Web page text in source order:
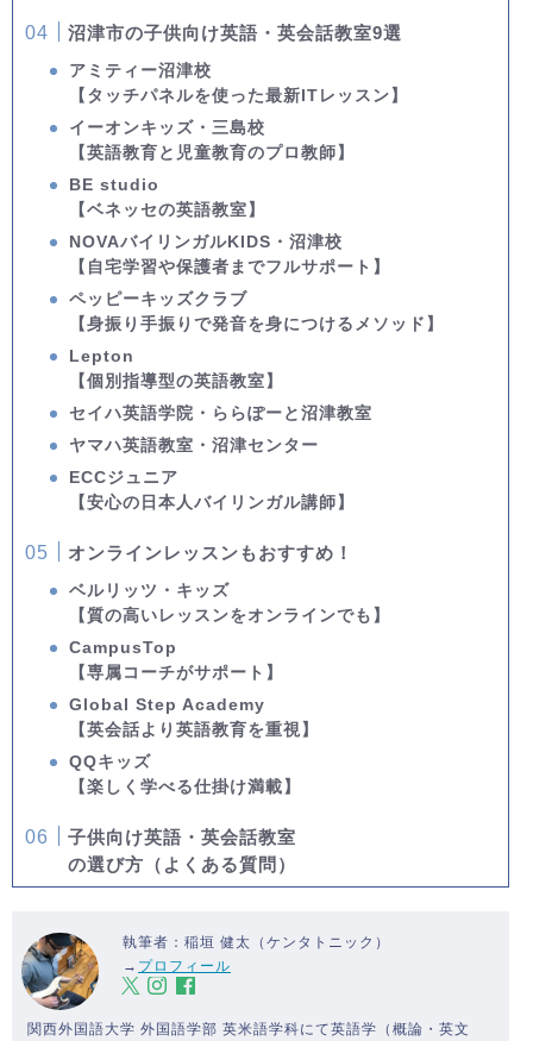
沼津市の子供向け英語・英会話教室9選
アミティー沼津校
【タッチパネルを使った最新ITレッスン】
イーオンキッズ・三島校
【英語教育と児童教育のプロ教師】
BE studio
【ベネッセの英語教室】
NOVAバイリンガルKIDS・沼津校
【自宅学習や保護者までフルサポート】
ペッピーキッズクラブ
【身振り手振りで発音を身につけるメソッド】
Lepton
【個別指導型の英語教室】
セイハ英語学院・ららぽーと沼津教室
ヤマハ英語教室・沼津センター
ECCジュニア
【安心の日本人バイリンガル講師】
オンラインレッスンもおすすめ！
ベルリッツ・キッズ
【質の高いレッスンをオンラインでも】
CampusTop
【専属コーチがサポート】
Global Step Academy
【英会話より英語教育を重視】
QQキッズ
【楽しく学べる仕掛け満載】
子供向け英語・英会話教室
の選び方（よくある質問）
執筆者：稲垣 健太（ケンタトニック）
→ プロフィール
関西外国語大学 外国語学部 英米語学科にて英語学（概論・英文